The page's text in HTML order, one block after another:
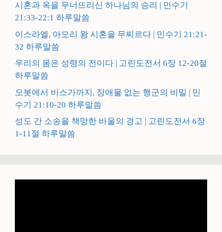
시혼과 옥을 무너뜨리신 하나님의 승리 | 민수기
21:33-22:1 하루말씀
이스라엘, 아모리 왕 시혼을 무찌르다 | 민수기 21:21-
32 하루말씀
우리의 몸은 성령의 전이다 | 고린도전서 6장 12-20절
하루말씀
오봇에서 비스가까지, 장애물 없는 행군의 비밀 | 민
수기 21:10-20 하루말씀
성도 간 소송을 책망한 바울의 경고 | 고린도전서 6장
1-11절 하루말씀